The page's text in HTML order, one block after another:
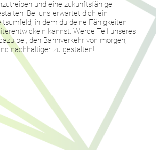
und eine zukunftsfähige
Bei uns erwartet dich ein
in dem du deine Fähigkeiten
kannst. Werde Teil unseres
bei, den Bahnverkehr von morgen,
nachhaltiger zu gestalten!